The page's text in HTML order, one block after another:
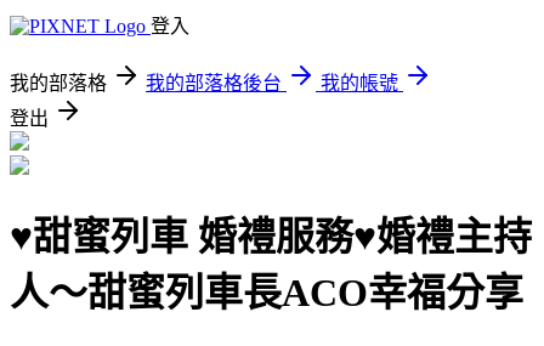
登入
我的部落格 我的部落格後台
我的帳號
登出
♥甜蜜列車 婚禮服務♥婚禮主持
人～甜蜜列車長ACO幸福分享